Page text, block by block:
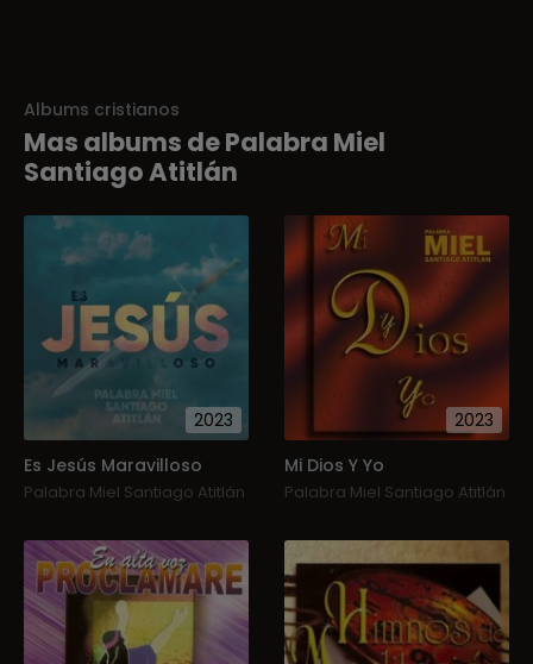
Albums cristianos
Mas albums de Palabra Miel
Santiago Atitlán
2023
Es Jesús Maravilloso
Palabra Miel Santiago Atitlán
2023
Mi Dios Y Yo
Palabra Miel Santiago Atitlán